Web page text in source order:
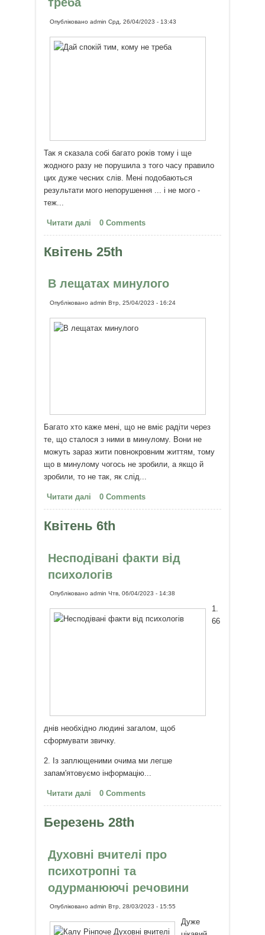
Опублікованоadmin Срд, 26/04/2023 - 13:43
Так я сказала собі багато років тому і ще
жодного разу не порушила з того часу правило
цих дуже чесних слів. Мені подобаються
результати мого непорушення ... і не мого -
теж...
Читати далі про Дай спокій тим, кому не
треба
0 Comments
Квітень 25th
В лещатах минулого
Опублікованоadmin Втр, 25/04/2023 - 16:24
Багато хто каже мені, що не вміє радіти через
те, що сталося з ними в минулому. Вони не
можуть зараз жити повнокровним життям, тому
що в минулому чогось не зробили, а якщо й
зробили, то не так, як слід...
Читати далі про В лещатах минулого
0 Comments
Квітень 6th
Несподівані факти від
психологів
Опублікованоadmin Чтв, 06/04/2023 - 14:38
1.
66
днів необхідно людині загалом, щоб
сформувати звичку.
2. Із заплющеними очима ми легше
запам'ятовуємо інформацію...
Читати далі про Несподівані факти від
психологів
0 Comments
Березень 28th
Духовні вчителі про
психотропні та
одурманюючі речовини
Опублікованоadmin Втр, 28/03/2023 - 15:55
Дуже